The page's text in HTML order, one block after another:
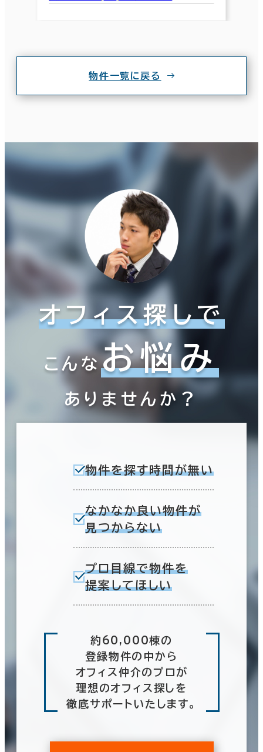
物件一覧に戻る
オフィス探しで
こんなお悩み
ありませんか？
物件を探す時間が無い
なかなか良い物件が
見つからない
プロ目線で物件を
提案してほしい
約60,000棟の
登録物件の中から
オフィス仲介のプロが
理想のオフィス探しを
徹底サポートいたします。